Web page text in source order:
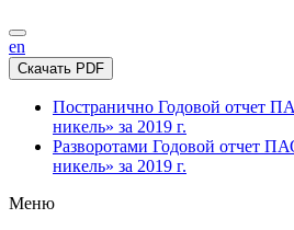
en
Скачать PDF
Постранично Годовой отчет
никель» за 2019 г.
Разворотами Годовой отчет
никель» за 2019 г.
Меню